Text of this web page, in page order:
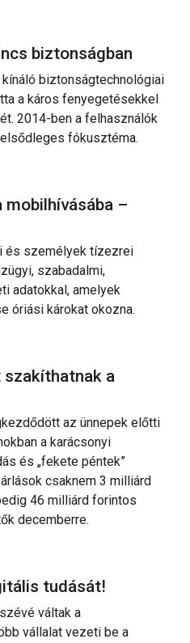
biztonságban
biztonságtechnológiai
a káros fenyegetésekkel
2014-ben a felhasználók
fókusztéma.
mobilhívásába –
és személyek tízezrei
szabadalmi,
adatokkal, amelyek
óriási károkat okozna.
szakíthatnak a
az ünnepek előtti
a karácsonyi
és „fekete péntek”
csaknem 3 milliárd
46 milliárd forintos
decemberre.
tudását!
váltak a
vállalat vezeti be a